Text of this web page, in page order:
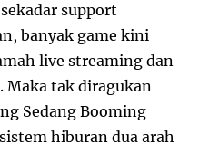
support
banyak game kini
live streaming dan
Maka tak diragukan
Sedang Booming
hiburan dua arah